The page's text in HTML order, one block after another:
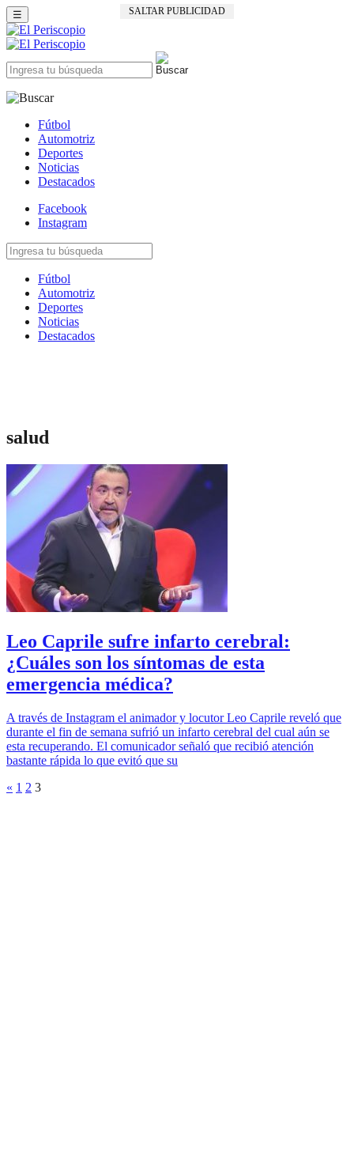
SALTAR PUBLICIDAD
☰
Fútbol
Automotriz
Deportes
Noticias
Destacados
Facebook
Instagram
Fútbol
Automotriz
Deportes
Noticias
Destacados
salud
Leo Caprile sufre infarto cerebral:
¿Cuáles son los síntomas de esta
emergencia médica?
A través de Instagram el animador y locutor Leo Caprile reveló que
durante el fin de semana sufrió un infarto cerebral del cual aún se
esta recuperando. El comunicador señaló que recibió atención
bastante rápida lo que evitó que su
« 1 2 3